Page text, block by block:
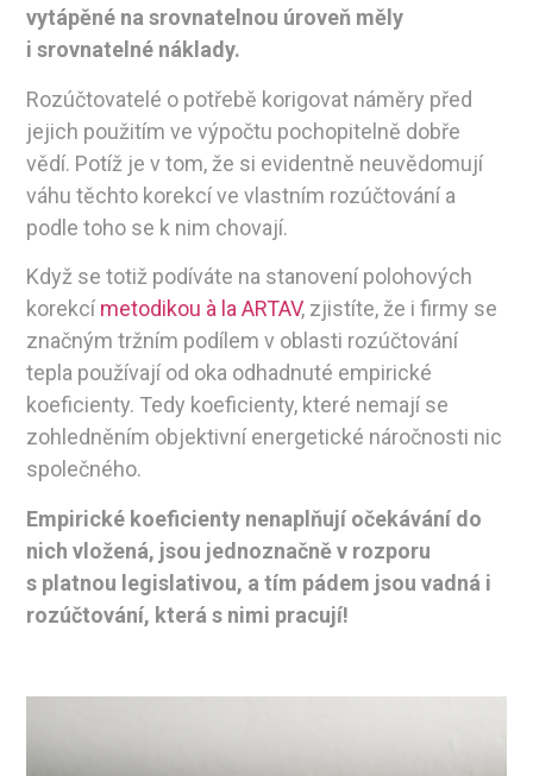
vytápěné na srovnatelnou úroveň měly
i srovnatelné náklady.
Rozúčtovatelé o potřebě korigovat náměry před
jejich použitím ve výpočtu pochopitelně dobře
vědí. Potíž je v tom, že si evidentně neuvědomují
váhu těchto korekcí ve vlastním rozúčtování a
podle toho se k nim chovají.
Když se totiž podíváte na stanovení polohových
korekcí metodikou à la ARTAV, zjistíte, že i firmy se
značným tržním podílem v oblasti rozúčtování
tepla používají od oka odhadnuté empirické
koeficienty. Tedy koeficienty, které nemají se
zohledněním objektivní energetické náročnosti nic
společného.
Empirické koeficienty nenaplňují očekávání do
nich vložená, jsou jednoznačně v rozporu
s platnou legislativou, a tím pádem jsou vadná i
rozúčtování, která s nimi pracují!